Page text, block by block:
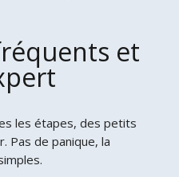
et
les étapes, des petits
Pas de panique, la